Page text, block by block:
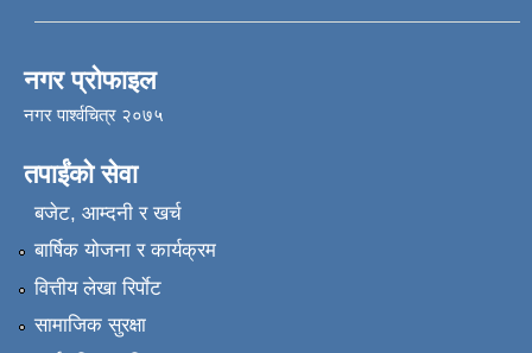
नगर प्रोफाइल
नगर पार्श्वचित्र २०७५
तपाईंको सेवा
बजेट, आम्दनी र खर्च
बार्षिक योजना र कार्यक्रम
वित्तीय लेखा रिर्पाेट
सामाजिक सुरक्षा